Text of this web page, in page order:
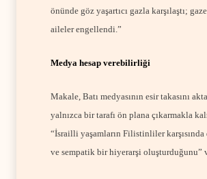
önünde göz yaşartıcı gazla karşılaştı;
aileler engellendi.”
Medya hesap verebilirliği
Makale, Batı medyasının esir takasını
yalnızca bir tarafı ön plana çıkarmakla
“İsrailli yaşamların Filistinliler karşısında
ve sempatik bir hiyerarşi oluşturduğunu”